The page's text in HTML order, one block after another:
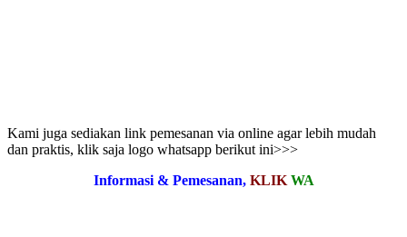
Kami juga sediakan link pemesanan via online agar lebih mudah
dan praktis, klik saja logo whatsapp berikut ini>>>
Informasi & Pemesanan, KLIK WA